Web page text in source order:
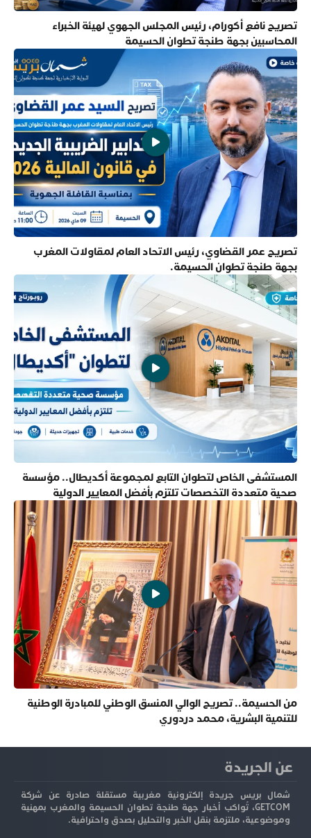
تصريح نافع أكورام، رئيس المجلس الجهوي لهيئة الخبراء
المحاسبين بجهة طنجة تطوان الحسيمة
تصريح عمر القضاوي، رئيس الاتحاد العام لمقاولات المغرب
بجهة طنجة تطوان الحسيمة.
المستشفى الخاص لتطوان التابع لمجموعة أكديطال.. مؤسسة
صحية متعددة التخصصات تلتزم بأفضل المعايير الدولية
من الحسيمة.. تصريح الوالي المنسق الوطني للمبادرة الوطنية
للتنمية البشرية، محمد دردوري
عن الجريدة
شمال بريس جريدة إلكترونية مغربية مستقلة صادرة عن شركة
GETCOM، تُواكب أخبار جهة طنجة تطوان الحسيمة والمغرب بمهنية
وموضوعية، ملتزمة بنقل الخبر والتحليل بصدق واحترافية.